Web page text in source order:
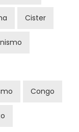
Cister
Congo